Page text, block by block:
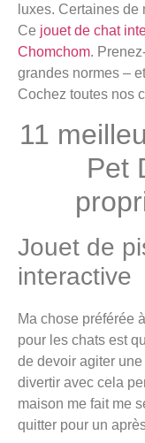
luxes. Certaines
Ce jouet de chat
Chomchom.
grandes normes –
Cochez toutes nos
11
Pet
Jouet de
interactive
Ma chose préférée
pour les chats est
de devoir agiter
divertir avec cela
maison me fait me
quitter pour un